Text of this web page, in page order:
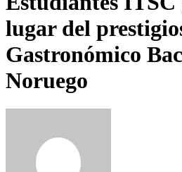
lugar del
Gastronómico
Noruego